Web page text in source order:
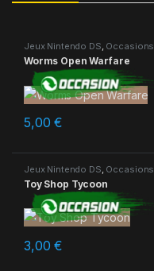
Jeux Nintendo DS, Occasions
Worms Open Warfare
5,00€
Jeux Nintendo DS Occasions
Toy Shop Tycoon
3,00€